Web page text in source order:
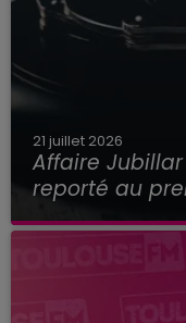
21 juillet 2026
Affaire
reporté au